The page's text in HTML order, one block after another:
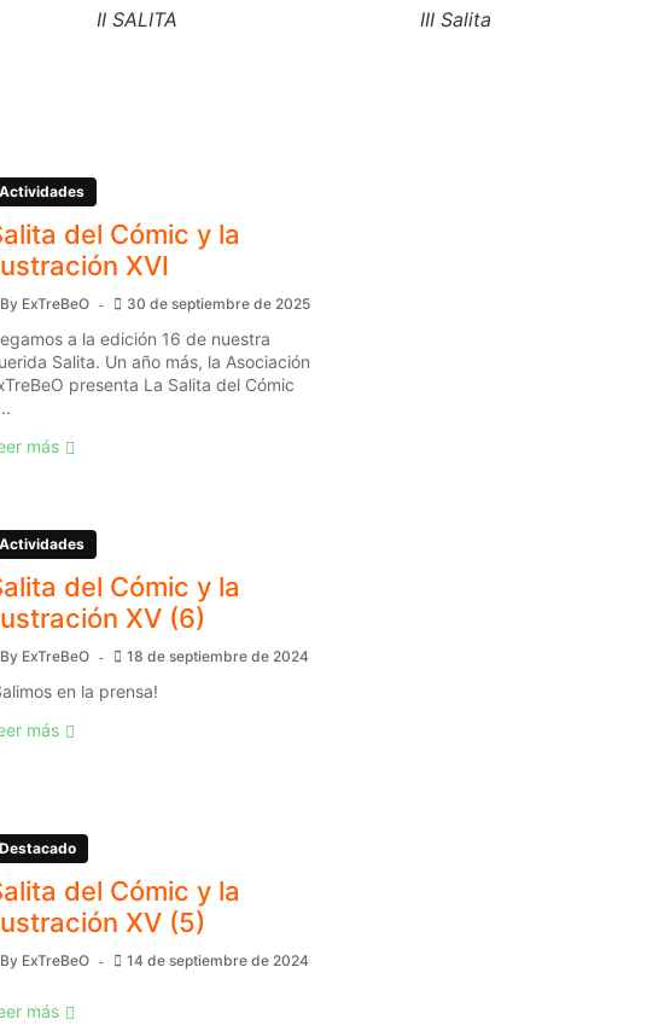
II SALITA III Salita
Actividades
del Cómic y la
XVI
By ExTreBeO 30 de septiembre de 2025
a la edición 16 de nuestra
Salita. Un año más, la Asociación
presenta La Salita del Cómic
más
Actividades
del Cómic y la
XV (6)
By ExTreBeO 18 de septiembre de 2024
en la prensa!
más
Destacado
del Cómic y la
XV (5)
By ExTreBeO 14 de septiembre de 2024
más